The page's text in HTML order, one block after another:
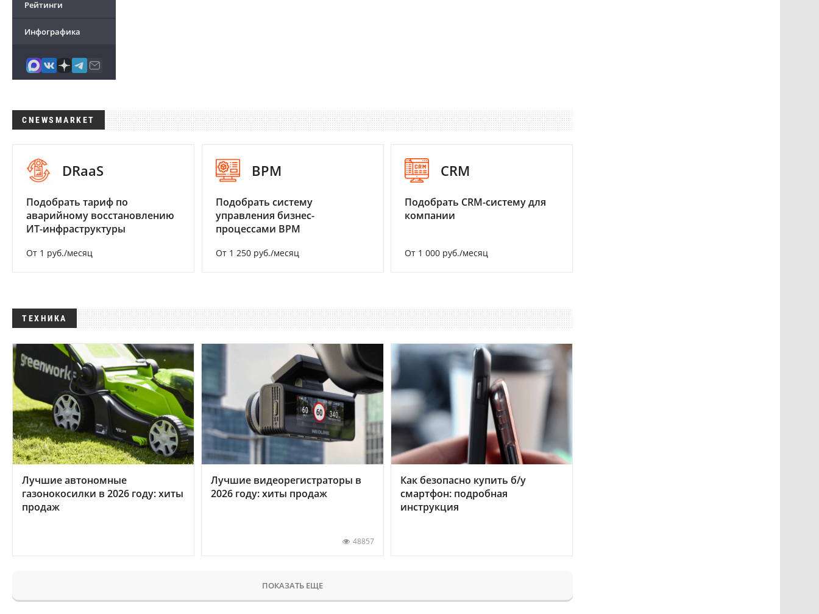
Рейтинги
Инфографика
CNEWSMARKET
DRaaS
Подобрать тариф по
аварийному восстановлению
ИТ-инфраструктуры
От 1 руб./месяц
BPM
Подобрать систему
управления бизнес-
процессами BPM
От 1 250 руб./месяц
CRM
Подобрать CRM-систему для
компании
От 1 000 руб./месяц
ТЕХНИКА
Лучшие автономные
газонокосилки в 2026 году: хиты
продаж
Лучшие видеорегистраторы в
2026 году: хиты продаж
48857
Как безопасно купить б/у
смартфон: подробная
инструкция
ПОКАЗАТЬ ЕЩЕ